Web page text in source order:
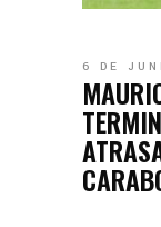
6 DE